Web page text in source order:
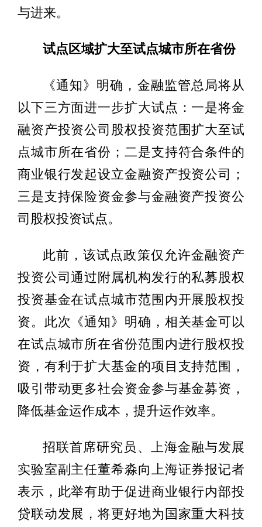
与进来。
试点区域扩大至试点城市所在省份
《通知》明确，金融监管总局将从
以下三方面进一步扩大试点：一是将金
融资产投资公司股权投资范围扩大至试
点城市所在省份；二是支持符合条件的
商业银行发起设立金融资产投资公司；
三是支持保险资金参与金融资产投资公
司股权投资试点。
此前，该试点政策仅允许金融资产
投资公司通过附属机构发行的私募股权
投资基金在试点城市范围内开展股权投
资。此次《通知》明确，相关基金可以
在试点城市所在省份范围内进行股权投
资，有利于扩大基金的项目支持范围，
吸引带动更多社会资金参与基金募资，
降低基金运作成本，提升运作效率。
招联首席研究员、上海金融与发展
实验室副主任董希淼向上海证券报记者
表示，此举有助于促进商业银行内部投
贷联动发展，将更好地为国家重大科技